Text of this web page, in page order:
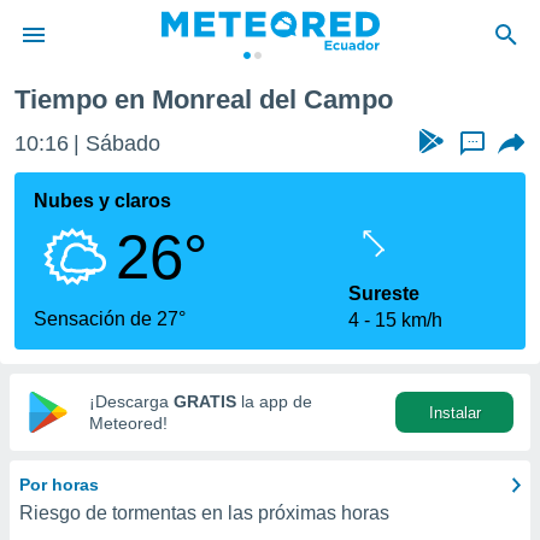
de
ha
calidad.
a este
las
y
digital
basada
Tiempo en Monreal del Campo
10:16 Sábado ...
Nubes y claros
26°
Sensación de 27°
Sureste
4
15 km/h
¡Descarga GRATIS la app de
Meteored!
Instalar
Por horas
Riesgo de tormentas en las próximas horas